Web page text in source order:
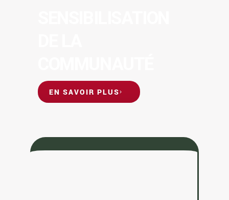
EN SAVOIR PLUS